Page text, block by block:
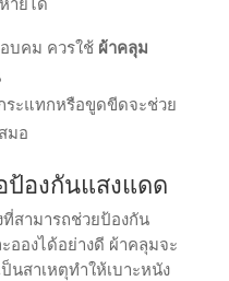
บคม ควรใช้ ผ้าคลุม
ระแทกหรือขูดขีดจะช่วย
มอ
ป้องกันแสงแดด
ที่สามารถช่วยป้องกัน
อองได้อย่างดี ผ้าคลุมจะ
นสาเหตุทำให้เบาะหนัง